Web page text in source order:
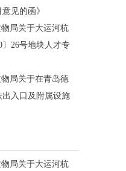
见的函》
局关于大运河杭
26号地块人才专
局关于在青岛德
出入口及附属设施
局关于大运河杭